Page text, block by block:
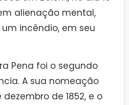
alienação mental,
incêndio, em seu
Pena foi o segundo
A sua nomeação
de 1852, e o